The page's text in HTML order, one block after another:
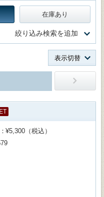
在庫あり
絞り込み検索を追加
表示切替
¥5,300（税込）